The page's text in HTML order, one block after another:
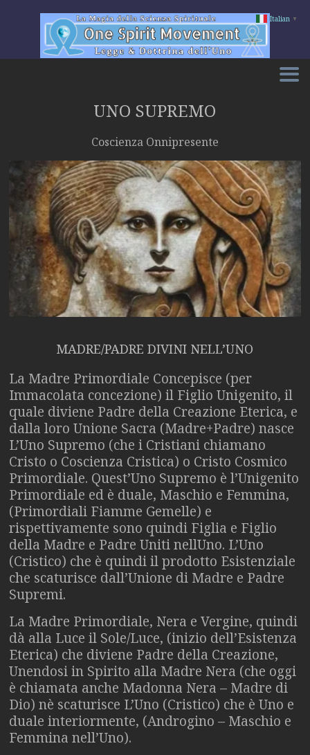
UNO SUPREMO
Coscienza Onnipresente
MADRE/PADRE DIVINI NELL’UNO
La Madre Primordiale Concepisce (per
Immacolata concezione) il Figlio Unigenito, il
quale diviene Padre della Creazione Eterica, e
dalla loro Unione Sacra (Madre+Padre) nasce
L’Uno Supremo (che i Cristiani chiamano
Cristo o Coscienza Cristica) o Cristo Cosmico
Primordiale. Quest’Uno Supremo è l’Unigenito
Primordiale ed è duale, Maschio e Femmina,
(Primordiali Fiamme Gemelle) e
rispettivamente sono quindi Figlia e Figlio
della Madre e Padre Uniti nellUno. L’Uno
(Cristico) che è quindi il prodotto Esistenziale
che scaturisce dall’Unione di Madre e Padre
Supremi.
La Madre Primordiale, Nera e Vergine, quindi
dà alla Luce il Sole/Luce, (inizio dell’Esistenza
Eterica) che diviene Padre della Creazione,
Unendosi in Spirito alla Madre Nera (che oggi
è chiamata anche Madonna Nera – Madre di
Dio) nè scaturisce L’Uno (Cristico) che è Uno e
duale interiormente, (Androgino – Maschio e
Femmina nell’Uno).
Italian ▼